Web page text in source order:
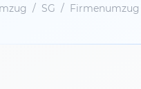
/ SG / Firmenumzug